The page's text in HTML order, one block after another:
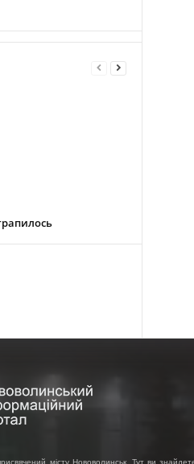
місту Нововолинськ. Тут ви